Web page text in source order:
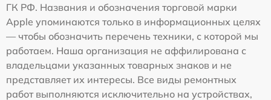
ГК РФ. Названия и обозначения торговой марки
Apple упоминаются только в информационных целях
— чтобы обозначить перечень техники, с которой мы
работаем. Наша организация не аффилирована с
владельцами указанных товарных знаков и не
представляет их интересы. Все виды ремонтных
работ выполняются исключительно на устройствах,